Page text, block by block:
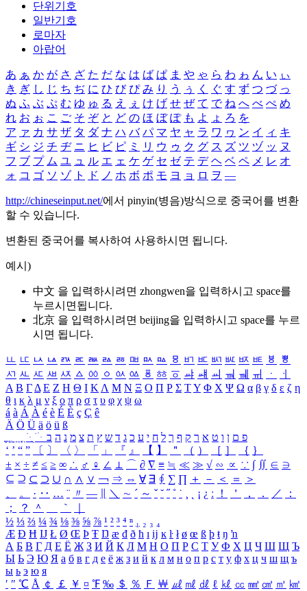
단위기호
일반기호
로마자
아랍어
あ ぁ か が さ ざ た だ な は ば ぱ ま や ゃ ら わ ゎ ん い ぃ
き ぎ し じ ち ぢ に ひ び ぴ み り う ぅ く ぐ す ず つ づ っ
ぬ ふ ぶ ぷ む ゆ ゅ る え ぇ け げ せ ぜ て で ね へ べ ぺ め
れ お ぉ こ ご そ ぞ と ど の ほ ぼ ぽ も よ ょ ろ を
ア ァ カ サ ザ タ ダ ナ ハ バ パ マ ヤ ャ ラ ワ ヮ ン イ ィ キ
ギ シ ジ チ ヂ ニ ヒ ビ ピ ミ リ ウ ゥ ク グ ス ズ ツ ヅ ッ ヌ
フ ブ プ ム ユ ュ ル エ ェ ケ ゲ セ ゼ テ デ ヘ ベ ペ メ レ オ
ォ コ ゴ ソ ゾ ト ド ノ ホ ボ ポ モ ヨ ョ ロ ヲ ―
http://chineseinput.net/에서 pinyin(병음)방식으로 중국어를 변환
할 수 있습니다.
변환된 중국어를 복사하여 사용하시면 됩니다.
예시)
中文 을 입력하시려면 zhongwen을 입력하시고 space를
누르시면됩니다.
北京 을 입력하시려면 beijing을 입력하시고 space를 누르
시면 됩니다.
ㅥ ㅦ ㅧ ㅨ ㅩ ㅪ ㅫ ㅬ ㅭ ㅮ ㅯ ㅰ ㅱ ㅲ ㅳ ㅴ ㅵ ㅶ ㅷ ㅸ
ㅹ
ㅺ ㅻ ㅼ ㅽ ㅾ ㅿ ㆀ ㆁ ㆂ ㆃ ㆄ ㆅ ㆆ ㆇ ㆈ ㆉ ㆊ ㆋ ㆌ ㆍ
ㆎ
Α Β ΓΔ Ε Ζ Η Θ Ι ΚΛ Μ Ν Ξ Ο Π Ρ Σ ΤΥ Φ Χ Ψ Ω α β γ δ ε ζ η
θ ι κ λ μ ν ξ ο π ρ σ τ υ φ χ ψ ω
á à Á À é è É È ç Ç ê
Ä Ö Ü ä ö ü ß
ִֶֹ ֻּ ׁׂ פ ם ן ו ט א ר ק ף ך ל ח י ע כ ג ד ש ץ ת צ מ נ ה ב
‘ ’ “ ” 〔 〕 〈 〉 「 」 『 』 【 】 ＂ （ ） ［ ］ ｛ ｝
± × ÷ ≠ ≤ ≥ ∞ ∴ ♂ ♀ ∠ ⊥ ⌒ ∂ ∇ ≡ ≒ ≪ ≫ √ ∽ ∝ ∵ ∫ ∬ ∈ ∋
⊆ ⊇ ⊂ ⊃ ∪ ∩ ∧ ∨ ￢ ⇒ ⇔ ∀ ∃ ∮ ∑ ∏ ＋ － ＜ ＝
＞
、
。 · ‥ … ¨ 〃 ― ＼ ∼ ´ ～ ˇ ˘ ˝ ˚ ˙ ¸ ¡ ¿ ː ！ ＇ ， ． ／
：
；
？ ＾ ｀
½ ⅓ ⅔ ¼ ¾ ⅛ ⅜ ⅝ ⅞ ¹ ² ³ ⁴ ⁿ ₁ ₂ ₃ ₄
Æ Ð Ħ Ĳ Ł Ø Œ Þ Ŧ Ŋ æ đ ð ħ ı ĳ ĸ ŀ ł ø œ ß þ ŧ ŋ ŉ
А Б В Г Д Е Ё Ж З И Й К Л М Н О П Р С Т У Ф Х Ц Ч Ш Щ Ъ
Ы Ь Э Ю Я а б в г д е ё ж з и й к л м н о п р с т у ф х ц ч ш щ ъ
ы ь э ю я
′ ″ ℃ Å ￠ ￡ ￥ ¤ ℉ ‰ ＄ ％ Ｆ ￦ ㎕ ㎖ ㎗ ℓ ㎘ ㏄ ㎣ ㎤ ㎥ ㎦